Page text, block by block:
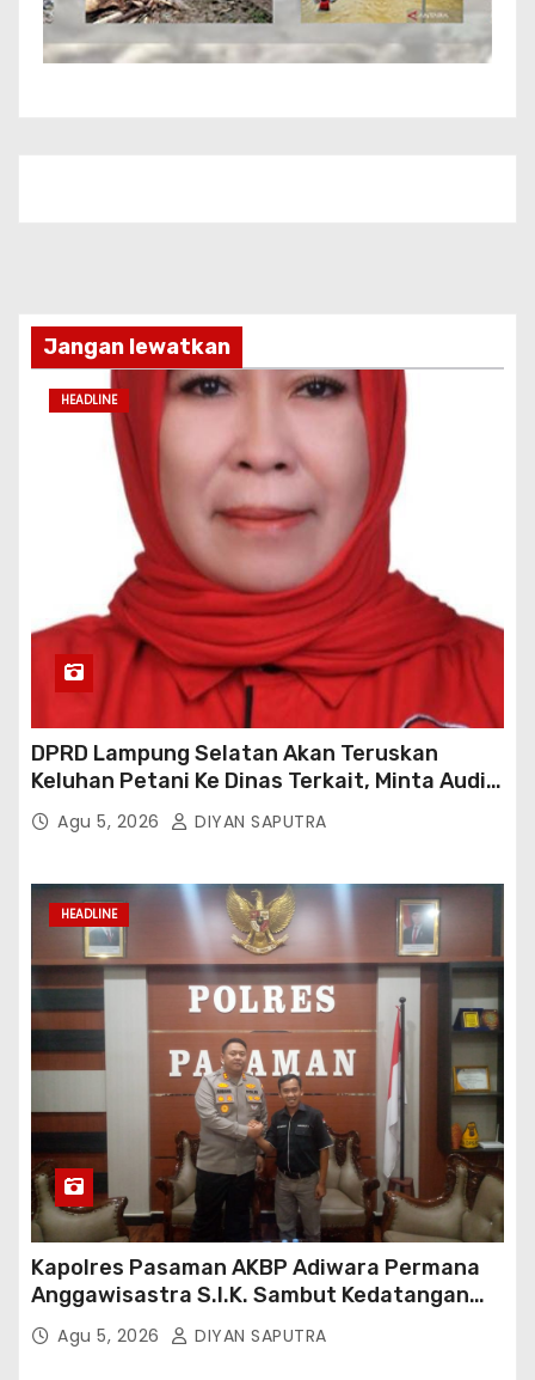
Jangan lewatkan
HEADLINE
DPRD Lampung Selatan Akan Teruskan
Keluhan Petani Ke Dinas Terkait, Minta Audit
Penyaluran Pupuk Bersubsidi Di Desa Budi
Lestari
Agu 5, 2026 DIYAN SAPUTRA
HEADLINE
Kapolres Pasaman AKBP Adiwara Permana
Anggawisastra S.I.K. Sambut Kedatangan
Kepala Cakrawala Tv Sumatera Barat
Agu 5, 2026 DIYAN SAPUTRA